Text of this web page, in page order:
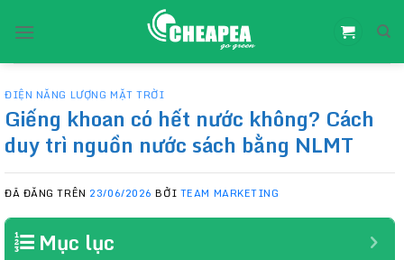
đến
ĐIỆN NĂNG LƯỢNG MẶT TRỜI
Giếng khoan có hết nước không? Cách
duy trì nguồn nước sách bằng NLMT
ĐÃ ĐĂNG TRÊN 23/06/2026 BỞI TEAM MARKETING
Mục lục